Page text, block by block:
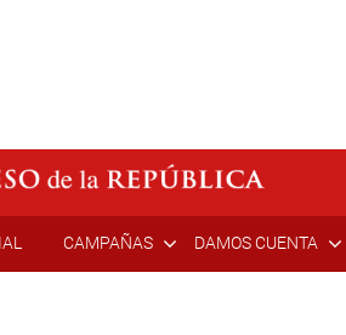
CAMPAÑAS DAMOS CUENTA